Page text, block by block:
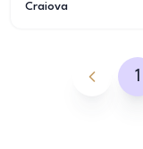
Craiova
1